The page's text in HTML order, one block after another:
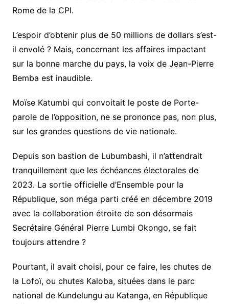
Rome de la CPI.
L’espoir d’obtenir plus de 50 millions de dollars s’est-
il envolé ? Mais, concernant les affaires impactant
sur la bonne marche du pays, la voix de Jean-Pierre
Bemba est inaudible.
Moïse Katumbi qui convoitait le poste de Porte-
parole de l’opposition, ne se prononce pas, non plus,
sur les grandes questions de vie nationale.
Depuis son bastion de Lubumbashi, il n’attendrait
tranquillement que les échéances électorales de
2023. La sortie officielle d’Ensemble pour la
République, son méga parti créé en décembre 2019
avec la collaboration étroite de son désormais
Secrétaire Général Pierre Lumbi Okongo, se fait
toujours attendre ?
Pourtant, il avait choisi, pour ce faire, les chutes de
la Lofoï, ou chutes Kaloba, situées dans le parc
national de Kundelungu au Katanga, en République